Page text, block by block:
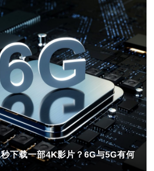
下载一部4K影片？6G与5G有何